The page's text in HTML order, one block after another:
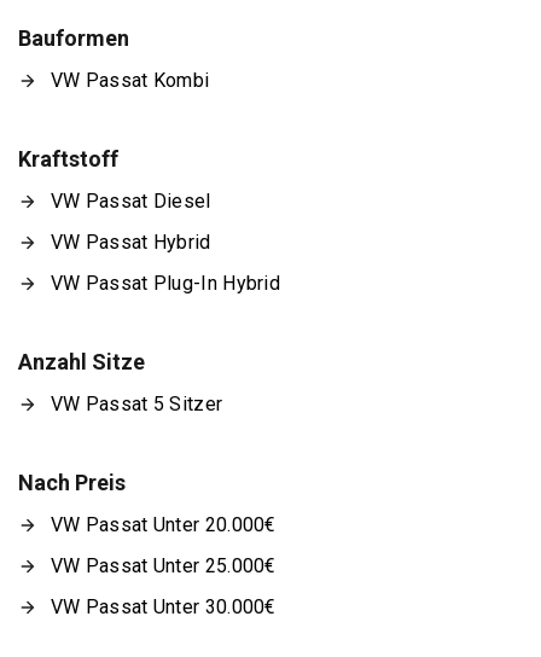
Bauformen
VW Passat Kombi
Kraftstoff
VW Passat Diesel
VW Passat Hybrid
VW Passat Plug-In Hybrid
Anzahl Sitze
VW Passat 5 Sitzer
Nach Preis
VW Passat Unter 20.000€
VW Passat Unter 25.000€
VW Passat Unter 30.000€